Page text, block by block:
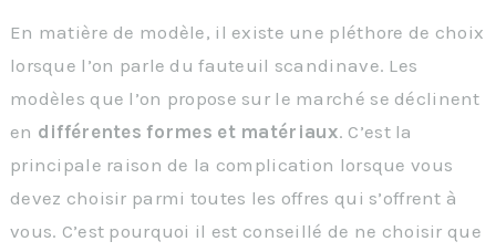
En matière de modèle, il existe une pléthore de choix
lorsque l’on parle du fauteuil scandinave. Les
modèles que l’on propose sur le marché se déclinent
en différentes formes et matériaux. C’est la
principale raison de la complication lorsque vous
devez choisir parmi toutes les offres qui s’offrent à
vous. C’est pourquoi il est conseillé de ne choisir que